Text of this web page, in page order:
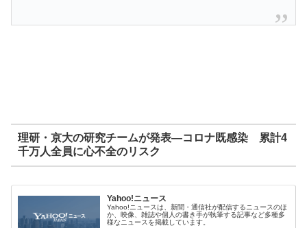
理研・京大の研究チームが発表―コロナ既感染 累計4
千万人全員に心不全のリスク
Yahoo!ニュース
Yahoo!ニュースは、新聞・通信社が配信するニュースのほ
か、映像、雑誌や個人の書き手が執筆する記事など多種多
様なニュースを掲載しています。